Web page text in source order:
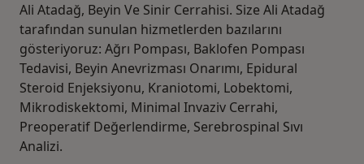
Ali Atadağ, Beyin Ve Sinir Cerrahisi. Size Ali Atadağ
tarafından sunulan hizmetlerden bazılarını
gösteriyoruz: Ağrı Pompası, Baklofen Pompası
Tedavisi, Beyin Anevrizması Onarımı, Epidural
Steroid Enjeksiyonu, Kraniotomi, Lobektomi,
Mikrodiskektomi, Minimal Invaziv Cerrahi,
Preoperatif Değerlendirme, Serebrospinal Sıvı
Analizi.